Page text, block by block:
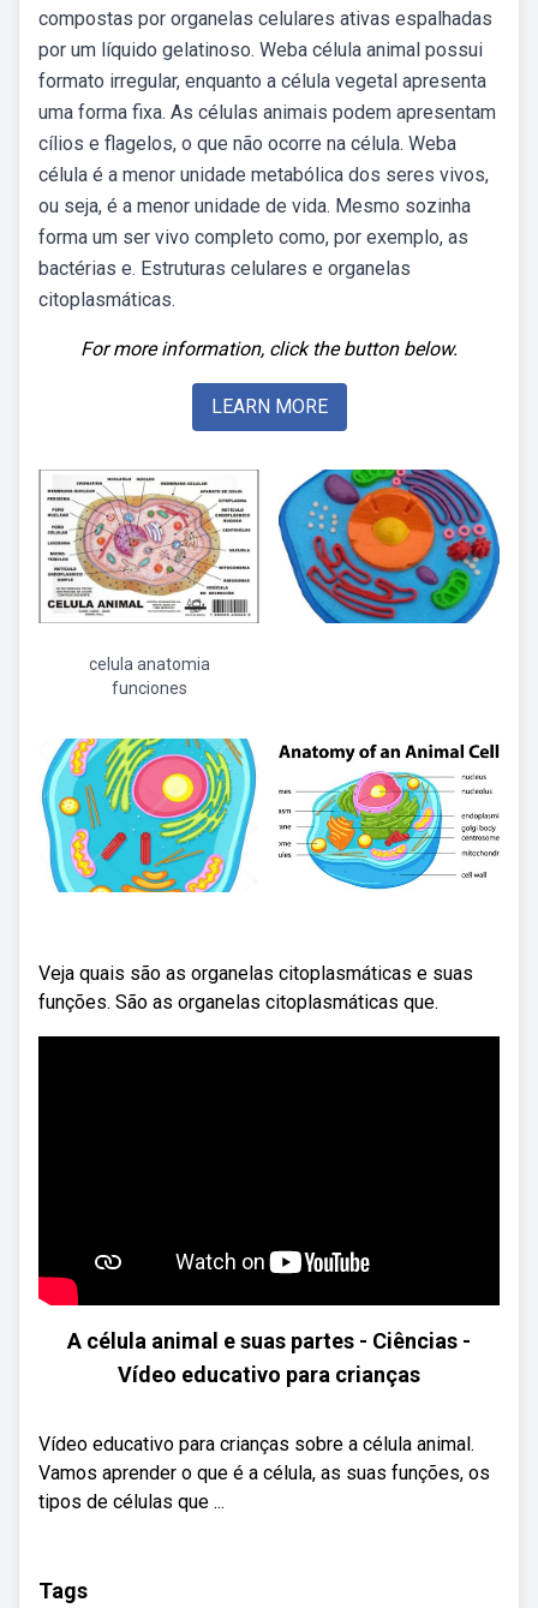
compostas por organelas celulares ativas espalhadas
por um líquido gelatinoso. Weba célula animal possui
formato irregular, enquanto a célula vegetal apresenta
uma forma fixa. As células animais podem apresentam
cílios e flagelos, o que não ocorre na célula. Weba
célula é a menor unidade metabólica dos seres vivos,
ou seja, é a menor unidade de vida. Mesmo sozinha
forma um ser vivo completo como, por exemplo, as
bactérias e. Estruturas celulares e organelas
citoplasmáticas.
For more information, click the button below.
LEARN MORE
celula anatomia
funciones
Veja quais são as organelas citoplasmáticas e suas
funções. São as organelas citoplasmáticas que.
A célula animal e suas partes - Ciências -
Vídeo educativo para crianças
Vídeo educativo para crianças sobre a célula animal.
Vamos aprender o que é a célula, as suas funções, os
tipos de células que ...
Tags